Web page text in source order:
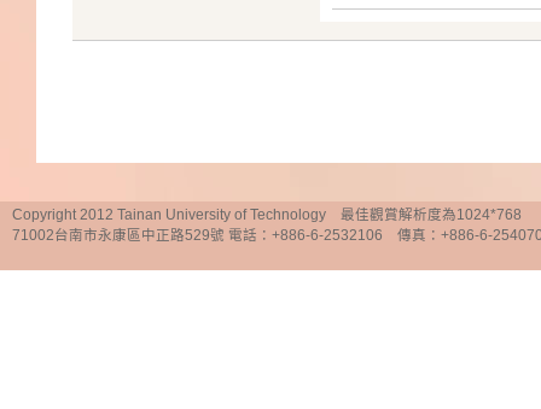
Copyright 2012 Tainan University of Technology 最佳觀賞解析度為1024*768
71002台南市永康區中正路529號 電話：+886-6-2532106 傳真：+886-6-